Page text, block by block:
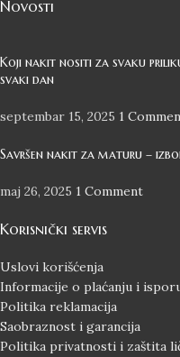
Novosti
Koji nakit nositi za svaku
svaki dan
septembar 15, 2025 1
Savršen nakit za maturu –
maj 26, 2025 1 Comment
Korisnički servis
Uslovi korišćenja
Informacije o plaćanju i
Politika reklamacija
Saobraznost i garancija
Politika privatnosti i zaštita